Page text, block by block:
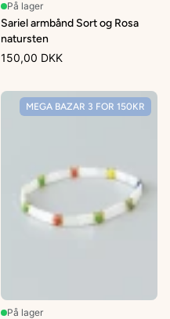
På lager
Sariel armbånd Sort og Rosa
natursten
150,00 DKK
MEGA BAZAR 3 FOR 150KR
På lager